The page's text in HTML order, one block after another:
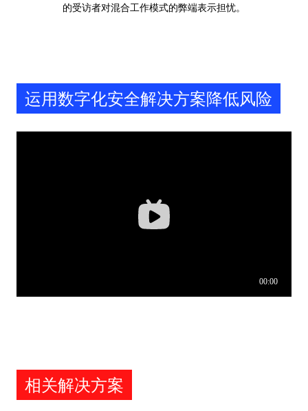
的受访者对混合工作模式的弊端表示担忧。
运用数字化安全解决方案降低风险
相关解决方案